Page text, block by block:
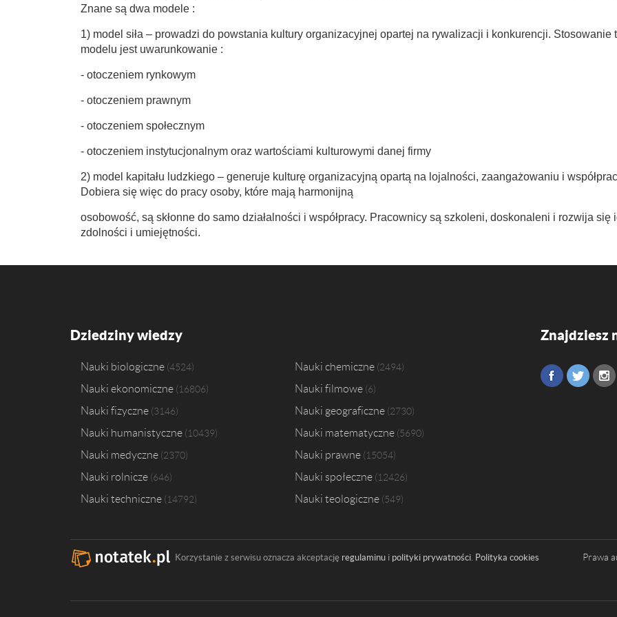
Znane są dwa modele :
1) model siła – prowadzi do powstania kultury organizacyjnej opartej na rywalizacji i konkurencji. Stosowanie
modelu jest uwarunkowanie :
- otoczeniem rynkowym
- otoczeniem prawnym
- otoczeniem społecznym
- otoczeniem instytucjonalnym oraz wartościami kulturowymi danej firmy
2) model kapitału ludzkiego – generuje kulturę organizacyjną opartą na lojalności, zaangażowaniu i
Dobiera się więc do pracy osoby, które mają harmonijną
osobowość, są skłonne do samo działalności i współpracy. Pracownicy są szkoleni, doskonaleni i rozwija się
zdolności i umiejętności.
Dziedziny wiedzy
Nauki biologiczne 4524 Nauki chemiczne 2494
Nauki ekonomiczne 16806 Nauki filmowe 6
Nauki fizyczne 3146 Nauki geograficzne 2730
Nauki humanistyczne 10439 Nauki matematyczne 5690
Nauki medyczne 2370 Nauki prawne 15054
Nauki rolnicze 646 Nauki społeczne 12426
Nauki techniczne 14792 Nauki teologiczne 549
Znajdziesz
Korzystanie z serwisu oznacza akceptację regulaminu i polityki prywatności. Polityka cookies Prawa